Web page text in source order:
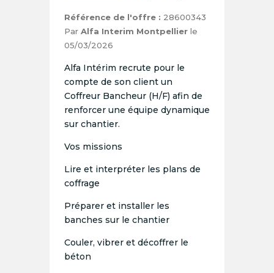
Référence de l'offre : 28600343
Par Alfa Interim Montpellierle
05/03/2026
Alfa Intérim recrute pour le
compte de son client un
Coffreur Bancheur (H/F) afin de
renforcer une équipe dynamique
sur chantier.
Vos missions
Lire et interpréter les plans de
coffrage
Préparer et installer les
banches sur le chantier
Couler, vibrer et décoffrer le
béton